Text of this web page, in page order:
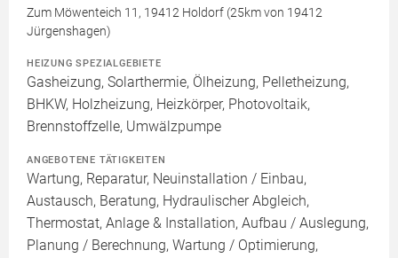
Zum Möwenteich 11, 19412 Holdorf (25km von 19412
Jürgenshagen)
HEIZUNG SPEZIALGEBIETE
Gasheizung, Solarthermie, Ölheizung, Pelletheizung,
BHKW, Holzheizung, Heizkörper, Photovoltaik,
Brennstoffzelle, Umwälzpumpe
ANGEBOTENE TÄTIGKEITEN
Wartung, Reparatur, Neuinstallation / Einbau,
Austausch, Beratung, Hydraulischer Abgleich,
Thermostat, Anlage & Installation, Aufbau / Auslegung,
Planung / Berechnung, Wartung / Optimierung,